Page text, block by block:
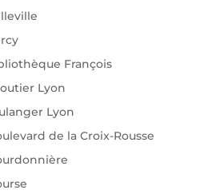
François
Lyon
Lyon
de la Croix-Rousse